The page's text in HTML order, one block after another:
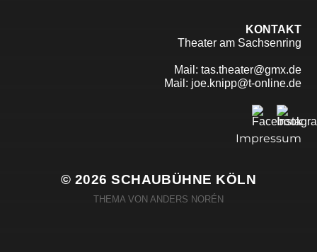
KONTAKT
Theater am Sachsenring
Mail: tas.theater@gmx.de
Mail: joe.knipp@t-online.de
Impressum
© 2026SCHAUBÜHNE KÖLN
THEMA VON ANDERS NORÉN